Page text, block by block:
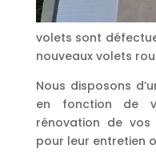
volets sont
nouveaux volets
Nous disposons
en fonction de
rénovation de
pour leur entretien